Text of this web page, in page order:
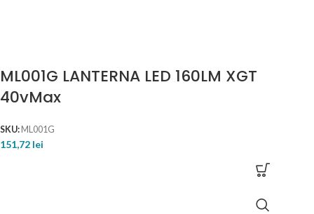
ML001G LANTERNA LED 160LM XGT
40vMax
SKU:ML001G
151,72 lei